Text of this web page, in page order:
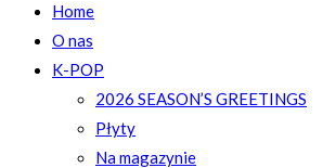
Home
O nas
K-POP
2026 SEASON’S GREETINGS
Płyty
Na magazynie